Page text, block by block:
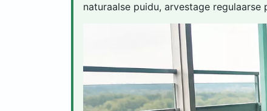
naturaalse puidu, arvestage